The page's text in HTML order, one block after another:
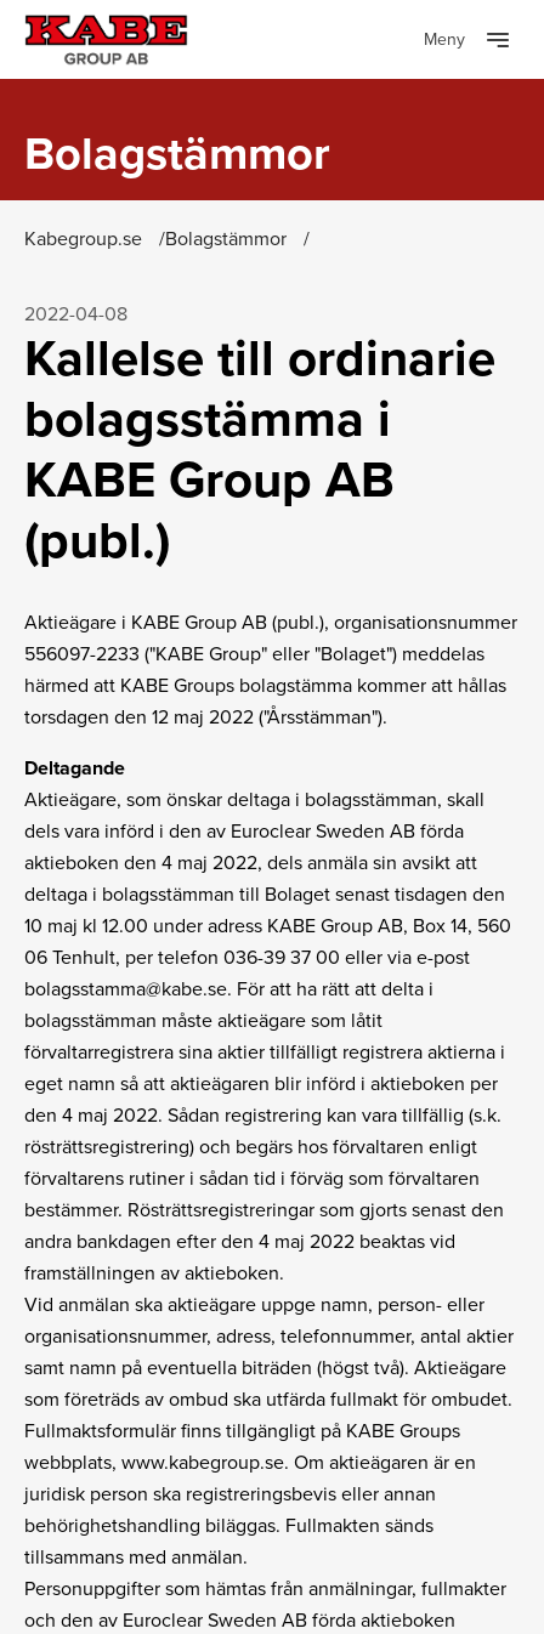
Meny
Bolagstämmor
Kabegroup.se Bolagstämmor
2022-04-08
Kallelse till ordinarie
bolagsstämma i
KABE Group AB
(publ.)
Aktieägare i KABE Group AB (publ.), organisationsnummer
556097-2233 ("KABE Group" eller "Bolaget") meddelas
härmed att KABE Groups bolagstämma kommer att hållas
torsdagen den 12 maj 2022 ("Årsstämman").
Deltagande
Aktieägare, som önskar deltaga i bolagsstämman, skall
dels vara införd i den av Euroclear Sweden AB förda
aktieboken den 4 maj 2022, dels anmäla sin avsikt att
deltaga i bolagsstämman till Bolaget senast tisdagen den
10 maj kl 12.00 under adress KABE Group AB, Box 14, 560
06 Tenhult, per telefon 036-39 37 00 eller via e-post
bolagsstamma@kabe.se. För att ha rätt att delta i
bolagsstämman måste aktieägare som låtit
förvaltarregistrera sina aktier tillfälligt registrera aktierna i
eget namn så att aktieägaren blir införd i aktieboken per
den 4 maj 2022. Sådan registrering kan vara tillfällig (s.k.
rösträttsregistrering) och begärs hos förvaltaren enligt
förvaltarens rutiner i sådan tid i förväg som förvaltaren
bestämmer. Rösträttsregistreringar som gjorts senast den
andra bankdagen efter den 4 maj 2022 beaktas vid
framställningen av aktieboken.
Vid anmälan ska aktieägare uppge namn, person- eller
organisationsnummer, adress, telefonnummer, antal aktier
samt namn på eventuella biträden (högst två). Aktieägare
som företräds av ombud ska utfärda fullmakt för ombudet.
Fullmaktsformulär finns tillgängligt på KABE Groups
webbplats, www.kabegroup.se. Om aktieägaren är en
juridisk person ska registreringsbevis eller annan
behörighetshandling biläggas. Fullmakten sänds
tillsammans med anmälan.
Personuppgifter som hämtas från anmälningar, fullmakter
och den av Euroclear Sweden AB förda aktieboken